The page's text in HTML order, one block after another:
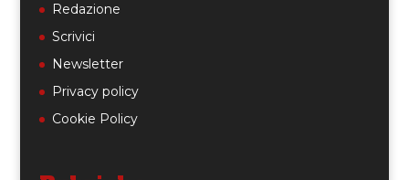
Redazione
Scrivici
Newsletter
Privacy policy
Cookie Policy